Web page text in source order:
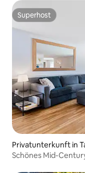
Superhost
Superhost
Privatunterkunft in
Schönes Mid-